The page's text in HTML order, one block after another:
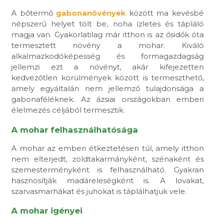
A bőtermő gabonanövények között ma kevésbé
népszerű helyet tölt be, noha ízletes és tápláló
magja van. Gyakorlatilag már itthon is az ősidők óta
termesztett növény a mohar. Kiváló
alkalmazkodóképesség és formagazdagság
jellemzi ezt a növényt, akár kifejezetten
kedvezőtlen körülmények között is termeszthető,
amely egyáltalán nem jellemző tulajdonsága a
gabonaféléknek. Az ázsiai országokban emberi
élelmezés céljából termesztik.
A mohar felhasználhatósága
A mohar az emberi étkeztetésen túl, amely itthon
nem elterjedt, zöldtakarmányként, szénaként és
szemesterményként is felhasználható. Gyakran
hasznosítják madáreleségként is. A lovakat,
szarvasmarhákat és juhokat is táplálhatjuk vele.
A mohar igényei